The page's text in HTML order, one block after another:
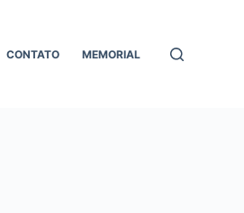
CONTATO MEMORIAL